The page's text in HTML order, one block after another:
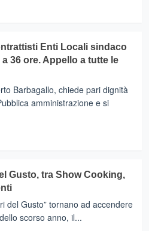
Enti Locali sindaco
36 ore. Appello a tutte le
Barbagallo, chiede pari dignità
amministrazione e si
Gusto, tra Show Cooking,
del Gusto” tornano ad accendere
scorso anno, il...